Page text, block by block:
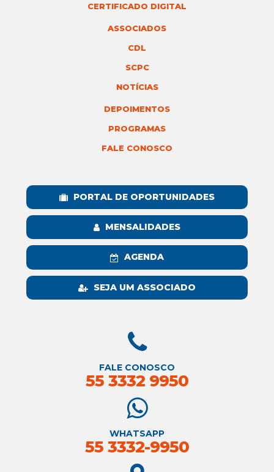
CERTIFICADO DIGITAL
ASSOCIADOS
CDL
SCPC
NOTÍCIAS
DEPOIMENTOS
PROGRAMAS
FALE CONOSCO
PORTAL DE OPORTUNIDADES
MENSALIDADES
AGENDA
SEJA UM ASSOCIADO
FALE CONOSCO
55 3332 9950
WHATSAPP
55 3332-9950